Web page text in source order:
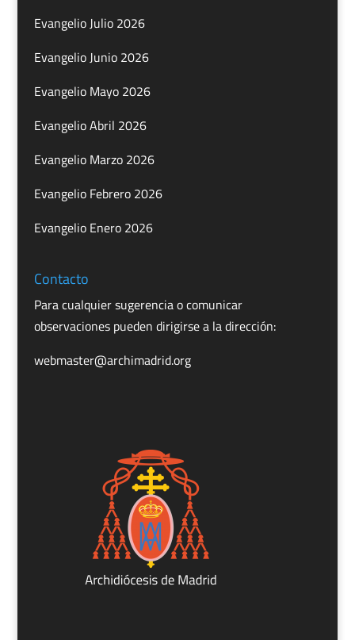
Evangelio Julio 2026
Evangelio Junio 2026
Evangelio Mayo 2026
Evangelio Abril 2026
Evangelio Marzo 2026
Evangelio Febrero 2026
Evangelio Enero 2026
Contacto
Para cualquier sugerencia o comunicar
observaciones pueden dirigirse a la dirección:
webmaster@archimadrid.org